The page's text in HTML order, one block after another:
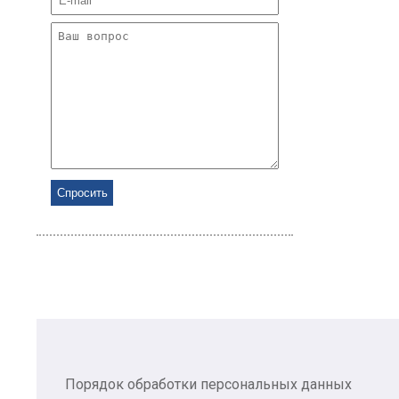
Порядок обработки персональных данных